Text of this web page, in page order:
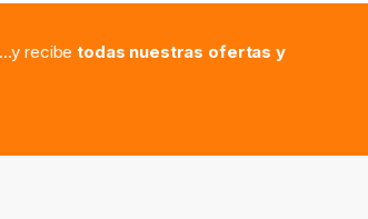
...y recibetodas nuestras ofertas y